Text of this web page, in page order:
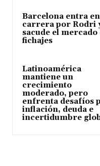
Barcelona entra
carrera por Rodri
sacude el mercado
fichajes
Latinoamérica
mantiene un
crecimiento
moderado, pero
enfrenta desafíos
inflación, deuda e
incertidumbre